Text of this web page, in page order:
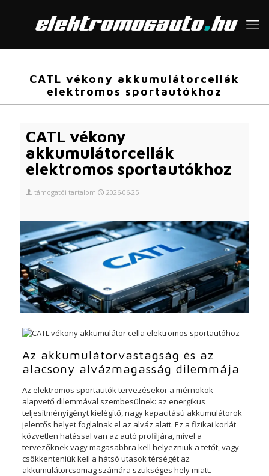
CATL vékony akkumulátorcellák
elektromos sportautókhoz
CATL vékony
akkumulátorcellák
elektromos sportautókhoz
támogatói tartalom 2026-06-25
Az akkumulátorvastagság és az
alacsony alvázmagasság dilemmája
Az elektromos sportautók tervezésekor a mérnökök
alapvető dilemmával szembesülnek: az energikus
teljesítményigényt kielégítő, nagy kapacitású akkumulátorok
jelentős helyet foglalnak el az alváz alatt. Ez a fizikai korlát
közvetlen hatással van az autó profiljára, mivel a
tervezőknek vagy magasabbra kell helyezniük a tetőt, vagy
csökkenteniük kell a hátsó utasok térségét az
akkumulátorcsomag számára szükséges hely miatt.